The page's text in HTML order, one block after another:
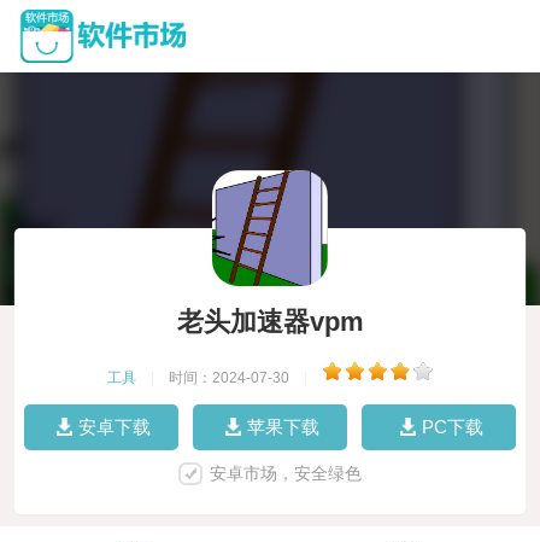
老头加速器vpm
工具 时间：2024-07-30
安卓下载 苹果下载 PC下载
安卓市场，安全绿色